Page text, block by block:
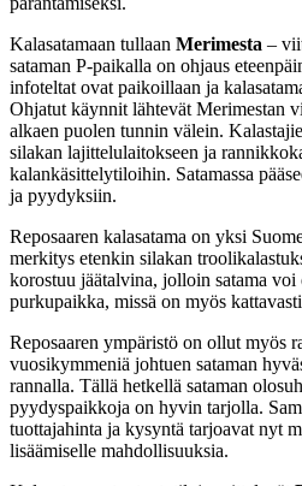
Kalasatamaan tullaan Merimesta –
sataman P-paikalla on ohjaus
infoteltat ovat paikoillaan ja
Ohjatut käynnit lähtevät Merimestan
alkaen puolen tunnin välein.
silakan lajittelulaitokseen ja
kalankäsittelytiloihin. Satamassa
ja pyydyksiin.
Reposaaren kalasatama on yksi
merkitys etenkin silakan
korostuu jäätalvina, jolloin satama voi
purkupaikka, missä on myös
Reposaaren ympäristö on ollut myös
vuosikymmeniä johtuen sataman
rannalla. Tällä hetkellä sataman
pyydyspaikkoja on hyvin tarjolla.
tuottajahinta ja kysyntä tarjoavat nyt
lisäämiselle mahdollisuuksia.